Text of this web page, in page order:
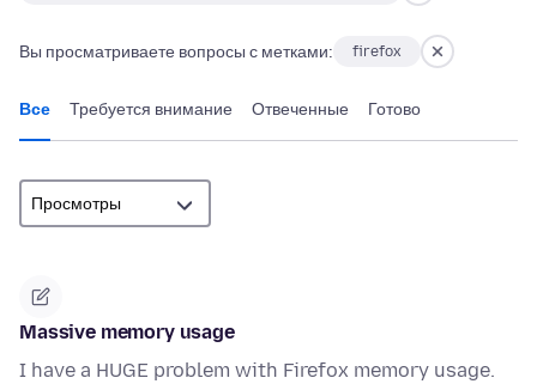
Вы просматриваете вопросы с метками: firefox
Все Требуется внимание Отвеченные Готово
Massive memory usage
I have a HUGE problem with Firefox memory usage.